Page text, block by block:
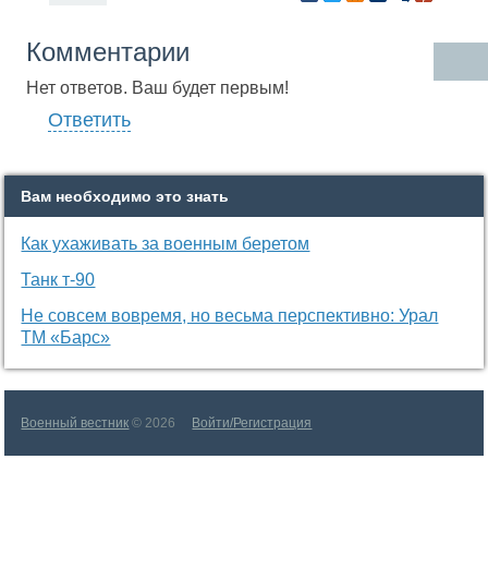
Комментарии
Нет ответов. Ваш будет первым!
Ответить
Вам необходимо это знать
Как ухаживать за военным беретом
Танк т-90
Не совсем вовремя, но весьма перспективно: Урал
ТМ «Барс»
Военный вестник © 2026 Войти/Регистрация